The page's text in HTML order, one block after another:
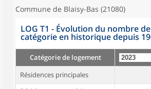
Commune de Blaisy-Bas (21080)
LOG T1 - Évolution du nombre
catégorie en historique depuis
Catégorie de logement
Résidences principales